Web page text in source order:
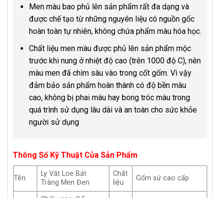
Men màu bao phủ lên sản phẩm rất đa dạng và
được chế tạo từ những nguyên liệu có nguồn gốc
hoàn toàn tự nhiên, không chứa phẩm màu hóa học.
Chất liệu men màu được phủ lên sản phẩm mộc
trước khi nung ở nhiệt độ cao (trên 1000 độ C), nên
màu men đã chìm sâu vào trong cốt gốm. Vì vậy
đảm bảo sản phẩm hoàn thành có độ bền màu
cao, không bị phai màu hay bong tróc màu trong
quá trình sử dụng lâu dài và an toàn cho sức khỏe
người sử dụng
Thông Số Kỹ Thuật Của Sản Phẩm
Tên
Ly Vát Loe Bát
Tràng Men Đen
Chất
liệu
Gốm sứ cao cấp